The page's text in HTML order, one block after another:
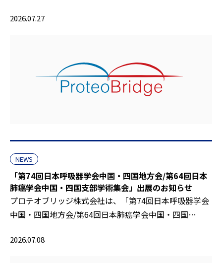
2026.07.27
NEWS
「第74回日本呼吸器学会中国・四国地方会/第64回日本
肺癌学会中国・四国支部学術集会」出展のお知らせ
プロテオブリッジ株式会社は、「第74回日本呼吸器学会
中国・四国地方会/第64回日本肺癌学会中国・四国…
2026.07.08